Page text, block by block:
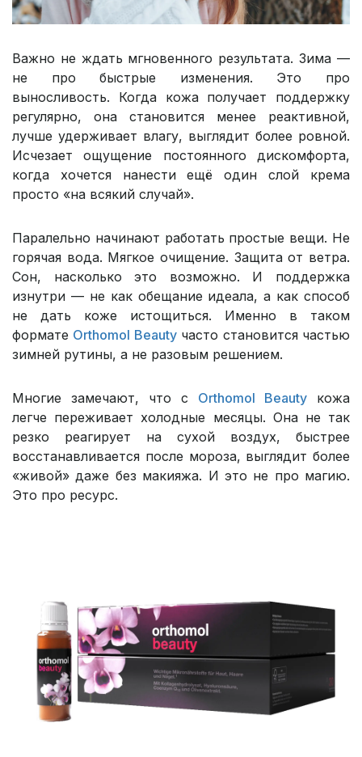
Важно не ждать мгновенного результата. Зима —
не про быстрые изменения. Это про
выносливость. Когда кожа получает поддержку
регулярно, она становится менее реактивной,
лучше удерживает влагу, выглядит более ровной.
Исчезает ощущение постоянного дискомфорта,
когда хочется нанести ещё один слой крема
просто «на всякий случай».
Паралельно начинают работать простые вещи. Не
горячая вода. Мягкое очищение. Защита от ветра.
Сон, насколько это возможно. И поддержка
изнутри — не как обещание идеала, а как способ
не дать коже истощиться. Именно в таком
формате Orthomol Beautyчасто становится частью
зимней рутины, а не разовым решением.
Многие замечают, что с Orthomol Beauty кожа
легче переживает холодные месяцы. Она не так
резко реагирует на сухой воздух, быстрее
восстанавливается после мороза, выглядит более
«живой» даже без макияжа. И это не про магию.
Это про ресурс.